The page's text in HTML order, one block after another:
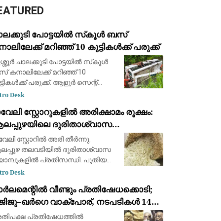
പോട്ടയില്‍ സ്‌കൂള്‍ ബസ്
മറിഞ്ഞ് 10 കുട്ടികള്‍ക്ക് പരുക്ക്
ചാലക്കുടി പോട്ടയില്‍ സ്‌കൂള്‍
കനാലിലേക്ക് മറിഞ്ഞ് 10
പരുക്ക്. ആളൂര്‍ സെന്റ്
സ്‌കൂളിലെ ബസാണ്
മാറ്റിയെന്നാണ്
ആരുട
Desk
സ്റ്റോറുകളിൽ അരിക്ഷാമം രൂക്ഷം:
ദുരിതാശ്വാസ
പ്രവർത്തനം
സ്റ്റോറിൽ അരി തീർന്നു.
തലവടിയിൽ ദുരിതാശ്വാസ
പ്രതിസന്ധി. പുതിയ
രാവിലെ എട്ടു മണി മുതൽ
ഒരുമിച്ച് ഭക്ഷണം
കഞ്ഞി
Desk
വീണ്ടും പ്രതിഷേധക്കൊടി;
വാക്പോര്, നടപടികൾ 14-ാം
സ്തംഭിച്ചു
പ്രതിഷേധത്തിൽ